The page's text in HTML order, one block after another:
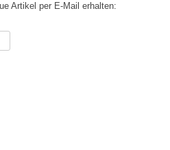
Artikel per E-Mail erhalten: